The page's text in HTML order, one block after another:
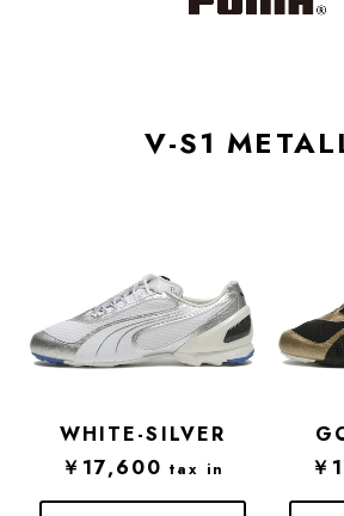
V-S1
WHITE-SILVER
￥17,600 tax in
￥